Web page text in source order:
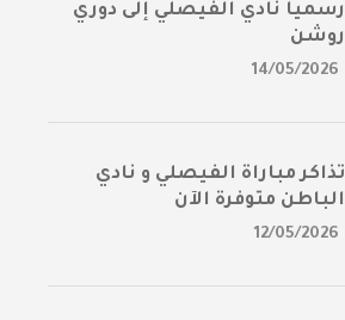
رسمياً نادي الفيصلي إلى دوري
روشن
14/05/2026
تذاكر مباراة الفيصلي و نادي
الباطن متوفرة الآن
12/05/2026